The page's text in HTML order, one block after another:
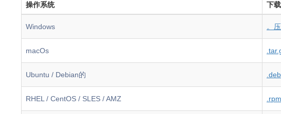
操作系统 下载
Windows 。
macOs
Ubuntu / Debian的 .deb
RHEL / CentOS / SLES / AMZ .rpm